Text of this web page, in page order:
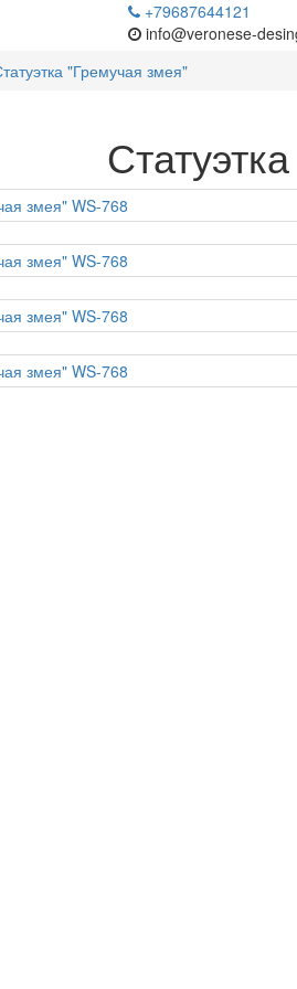
+79687644121
info@veronese-
"Гремучая змея"